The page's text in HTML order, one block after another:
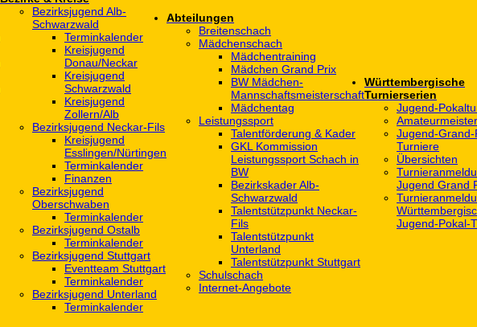
Bezirksjugend Alb-
Schwarzwald
Terminkalender
Kreisjugend
Donau/Neckar
Kreisjugend
Schwarzwald
Kreisjugend
Zollern/Alb
Bezirksjugend Neckar-Fils
Kreisjugend
‎Esslingen/Nürtingen
Terminkalender
Finanzen
Bezirksjugend
Oberschwaben
Terminkalender
Bezirksjugend Ostalb
Terminkalender
Bezirksjugend Stuttgart
‎Eventteam Stuttgart
Terminkalender
Bezirksjugend Unterland
Terminkalender
Abteilungen
Breitenschach
Mädchenschach
Mädchentraining
Mädchen Grand Prix
BW Mädchen-
Mannschaftsmeisterschaft
Mädchentag
Leistungssport
Talentförderung & Kader
GKL Kommission
Leistungssport Schach in
BW
Bezirkskader Alb-
Schwarzwald
Talentstützpunkt Neckar-
Fils
Talentstützpunkt
Unterland
Talentstützpunkt Stuttgart
Schulschach
Internet-Angebote
Württembergische
Turnierserien
Jugend-
Jugend-Grand-
Turniere
Übersichten
Jugend Grand
Jugend-Pokal-